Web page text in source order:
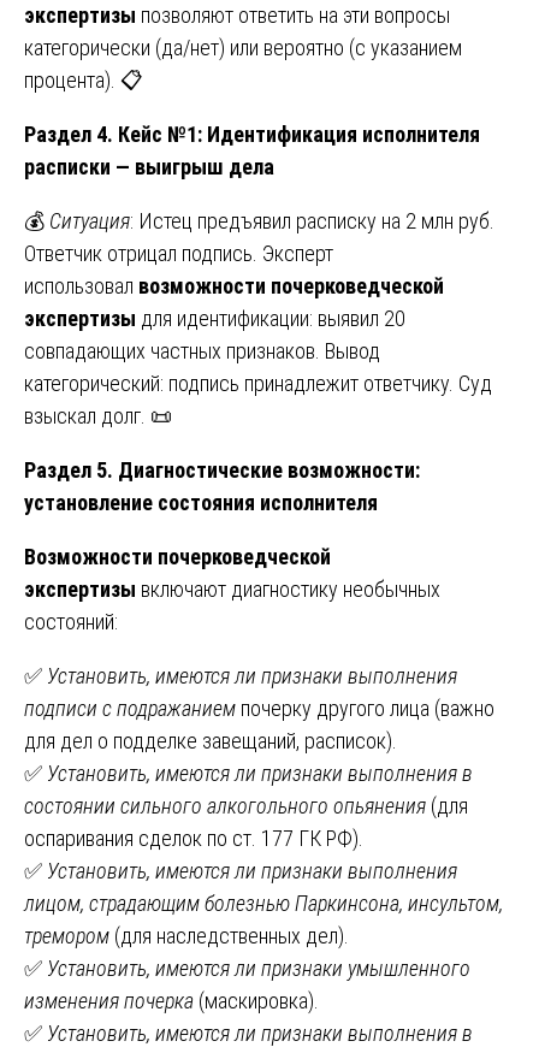
экспертизы позволяют ответить на эти вопросы
категорически (да/нет) или вероятно (с указанием
процента). 📋
Раздел 4. Кейс №1: Идентификация исполнителя
расписки — выигрыш дела
💰 Ситуация: Истец предъявил расписку на 2 млн руб.
Ответчик отрицал подпись. Эксперт
использовал возможности почерковедческой
экспертизы для идентификации: выявил 20
совпадающих частных признаков. Вывод
категорический: подпись принадлежит ответчику. Суд
взыскал долг. 📜
Раздел 5. Диагностические возможности:
установление состояния исполнителя
Возможности почерковедческой
экспертизы включают диагностику необычных
состояний:
✅ Установить, имеются ли признаки выполнения
подписи с подражанием почерку другого лица (важно
для дел о подделке завещаний, расписок).
✅ Установить, имеются ли признаки выполнения в
состоянии сильного алкогольного опьянения (для
оспаривания сделок по ст. 177 ГК РФ).
✅ Установить, имеются ли признаки выполнения
лицом, страдающим болезнью Паркинсона, инсультом,
тремором (для наследственных дел).
✅ Установить, имеются ли признаки умышленного
изменения почерка (маскировка).
✅ Установить, имеются ли признаки выполнения в